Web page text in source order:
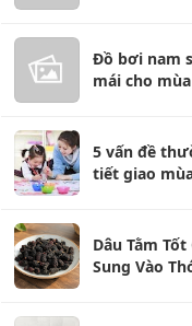
Đồ bơi nam
mái cho
5 vấn đề
tiết giao
Dâu Tằm
Sung Vào